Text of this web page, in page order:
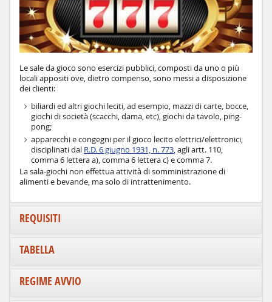
Le sale da gioco sono esercizi pubblici, composti da uno o più
locali appositi ove, dietro compenso, sono messi a disposizione
dei clienti:
biliardi ed altri giochi leciti, ad esempio, mazzi di carte, bocce,
giochi di società (scacchi, dama, etc), giochi da tavolo, ping-
pong;
apparecchi e congegni per il gioco lecito elettrici/elettronici,
disciplinati dal R.D. 6 giugno 1931, n. 773, agli artt. 110,
comma 6 lettera a), comma 6 lettera c) e comma 7.
La sala-giochi non effettua attività di somministrazione di
alimenti e bevande, ma solo di intrattenimento.
REQUISITI
TABELLA
REGIME AVVIO